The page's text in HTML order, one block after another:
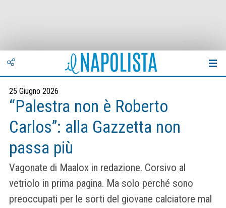
25 Giugno 2026
“Palestra non è Roberto
Carlos”: alla Gazzetta non
passa più
Vagonate di Maalox in redazione. Corsivo al
vetriolo in prima pagina. Ma solo perché sono
preoccupati per le sorti del giovane calciatore mal